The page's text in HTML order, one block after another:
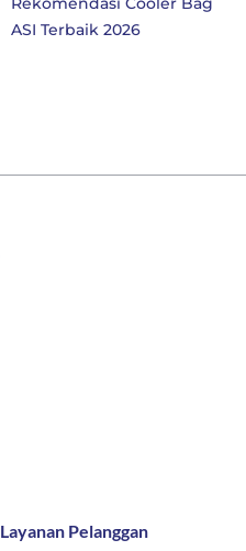
ASI Terbaik 2026
Layanan Pelanggan